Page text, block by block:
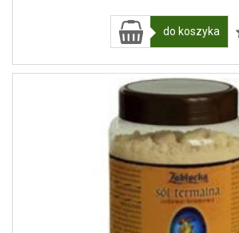
do koszyka